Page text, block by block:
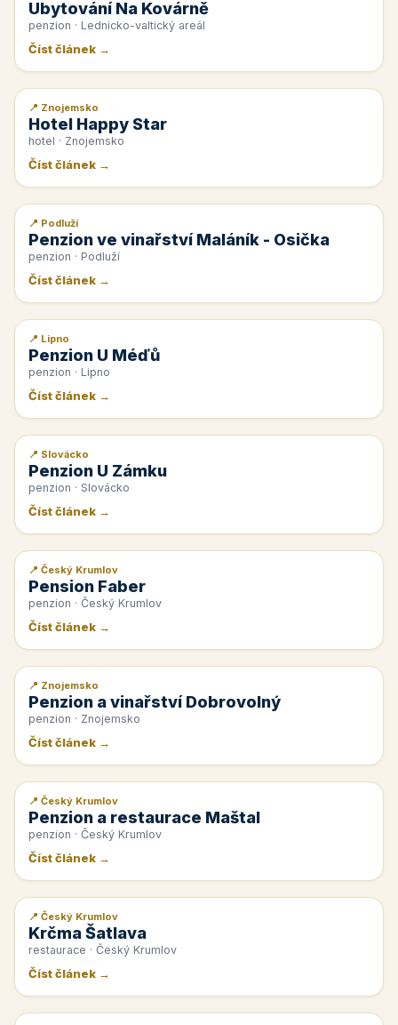
Ubytování Na Kovárně
penzion · Lednicko-valtický areál
Číst článek →
📰 PR článek
📍 Znojemsko
Hotel Happy Star
hotel · Znojemsko
Číst článek →
📰 PR článek
📍 Podluží
Penzion ve vinařství Maláník - Osička
penzion · Podluží
Číst článek →
📰 PR článek
📍 Lipno
Penzion U Méďů
penzion · Lipno
Číst článek →
📰 PR článek
📍 Slovácko
Penzion U Zámku
penzion · Slovácko
Číst článek →
📰 PR článek
📍 Český Krumlov
Pension Faber
penzion · Český Krumlov
Číst článek →
📰 PR článek
📍 Znojemsko
Penzion a vinařství Dobrovolný
penzion · Znojemsko
Číst článek →
📰 PR článek
📍 Český Krumlov
Penzion a restaurace Maštal
penzion · Český Krumlov
Číst článek →
📰 PR článek
📍 Český Krumlov
Krčma Šatlava
restaurace · Český Krumlov
Číst článek →